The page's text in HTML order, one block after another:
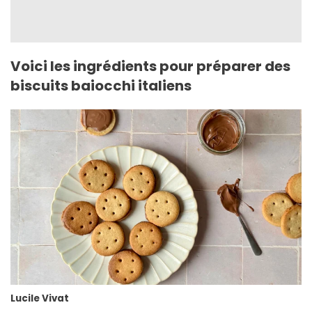
Voici les ingrédients pour préparer des
biscuits baiocchi italiens
Lucile Vivat